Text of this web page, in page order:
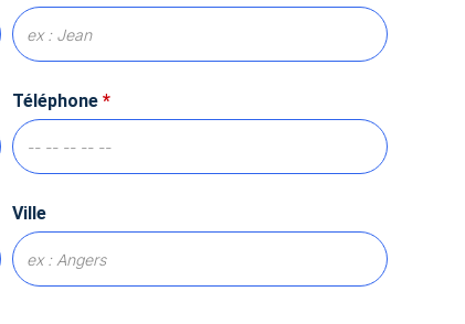
Téléphone*
Ville